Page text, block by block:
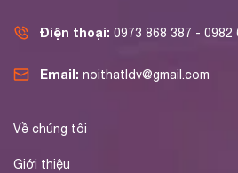
Điện thoại: 0973 868 387 - 0982
Email: noithatldv@gmail.com
Về chúng tôi
Giới thiệu